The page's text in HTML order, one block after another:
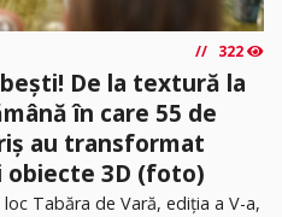
322
De la textură la
în care 55 de
au transformat
3D (foto)
Tabăra de Vară, ediția a V-a,